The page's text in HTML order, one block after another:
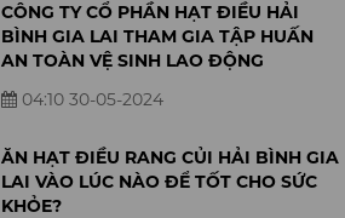
CÔNG TY CỔ PHẦN HẠT ĐIỀU HẢI
BÌNH GIA LAI THAM GIA TẬP HUẤN
AN TOÀN VỆ SINH LAO ĐỘNG
04:10 30-05-2024
ĂN HẠT ĐIỀU RANG CỦI HẢI BÌNH GIA
LAI VÀO LÚC NÀO ĐỂ TỐT CHO SỨC
KHỎE?